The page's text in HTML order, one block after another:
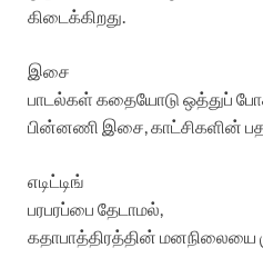
கிடைக்கிறது.
இசை
பாடல்கள் கதையோடு ஒத்துப்
பின்னணி இசை, காட்சிகளின்
எடிட்டிங்
பரபரப்பை தேடாமல்,
கதாபாத்திரத்தின் மனநிலையை